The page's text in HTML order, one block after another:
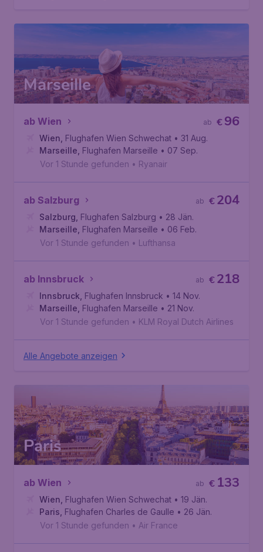
Marseille
ab Wien €96
ab
Wien Flughafen Wien Schwechat • 31 Aug.
Marseille Flughafen Marseille • 07 Sep.
Vor 1 Stunde gefunden • Ryanair
ab Salzburg €204
ab
Salzburg Flughafen Salzburg • 28 Jän.
Marseille Flughafen Marseille • 06 Feb.
Vor 1 Stunde gefunden • Lufthansa
ab Innsbruck €218
ab
Innsbruck Flughafen Innsbruck • 14 Nov.
Marseille Flughafen Marseille • 21 Nov.
Vor 1 Stunde gefunden • KLM Royal Dutch Airlines
Alle Angebote anzeigen
Paris
ab Wien € 133
ab
Wien Flughafen Wien Schwechat • 19 Jän.
Paris Flughafen Charles de Gaulle • 26 Jän.
Vor 1 Stunde gefunden • Air France